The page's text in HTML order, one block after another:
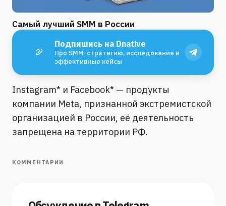
Самый лучший SMM в России
Подпишись на Dnative
Про SMM-стратегию, исследования и
эффективные кейсы
Instagram* и Facebook* — продукты
компании Meta, признанной экстремистской
организацией в России, её деятельность
запрещена на территории РФ.
КОММЕНТАРИИ